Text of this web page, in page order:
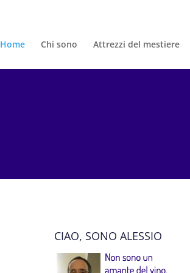
Home Chi sono Attrezzi del mestiere
CIAO, SONO ALESSIO